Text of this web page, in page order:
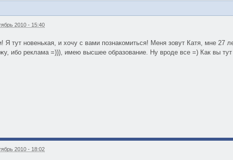
2010 - 15:40
Я тут новенькая, и хочу с вами познакомиться! Меня зовут Катя, мне 27
ибо реклама =))), имею высшее образование. Ну вроде все =) Как вы
2010 - 18:02